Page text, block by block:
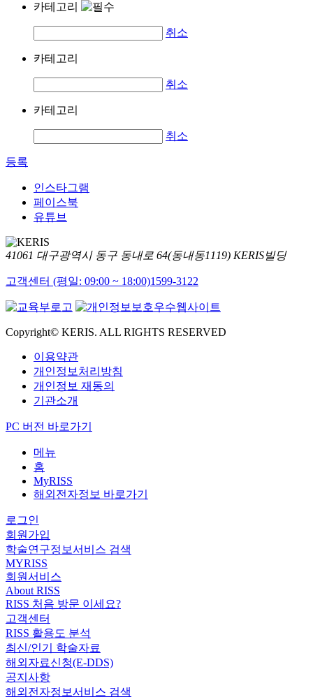
카테고리
취소
카테고리
취소
카테고리
취소
등록
인스타그램
페이스북
유튜브
41061 대구광역시 동구 동내로 64(동내동1119) KERIS빌딩
고객센터 (평일: 09:00 ~ 18:00)1599-3122
Copyright© KERIS. ALL RIGHTS RESERVED
이용약관
개인정보처리방침
개인정보 재동의
기관소개
PC 버전 바로가기
메뉴
홈
MyRISS
해외전자정보 바로가기
로그인
회원가입
학술연구정보서비스 검색
MYRISS
회원서비스
About RISS
RISS 처음 방문 이세요?
고객센터
RISS 활용도 분석
최신/인기 학술자료
해외자료신청(E-DDS)
공지사항
해외전자정보서비스 검색